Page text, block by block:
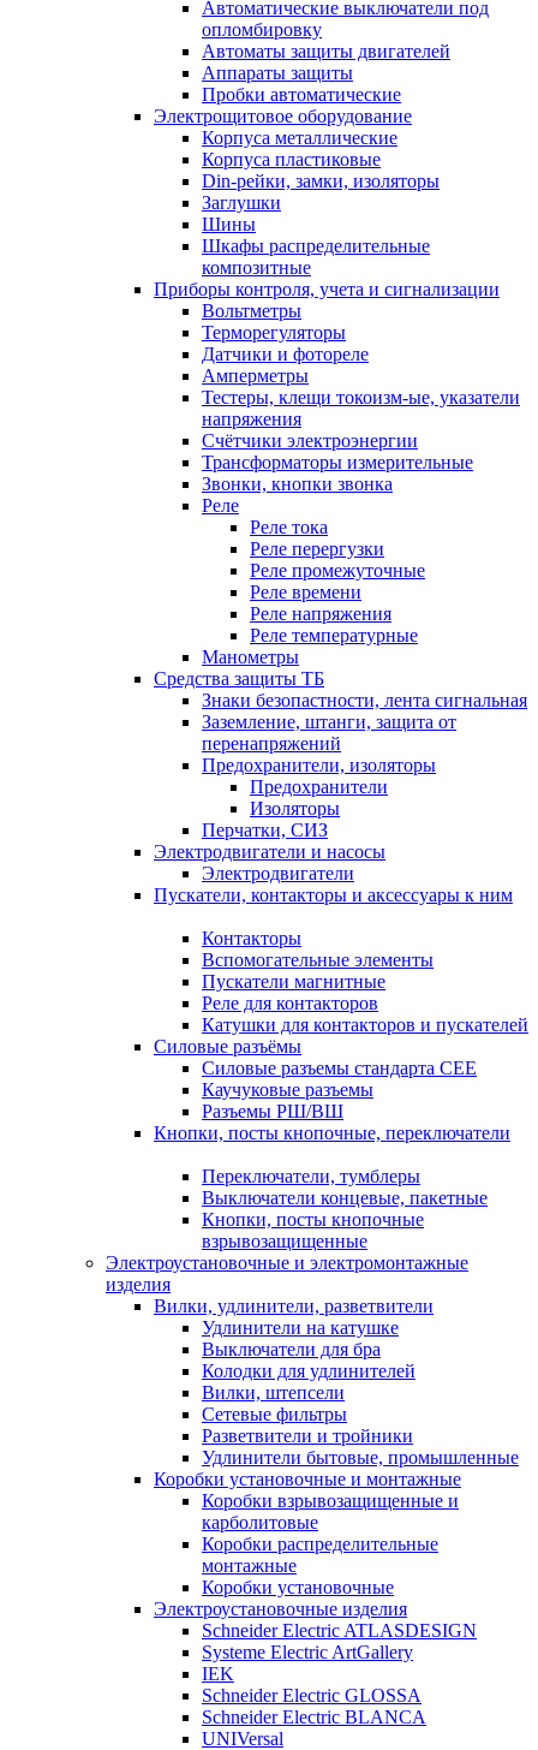
Автоматические выключатели под
опломбировку
Автоматы защиты двигателей
Аппараты защиты
Пробки автоматические
Электрощитовое оборудование
Корпуса металлические
Корпуса пластиковые
Din-рейки, замки, изоляторы
Заглушки
Шины
Шкафы распределительные
композитные
Приборы контроля, учета и сигнализации
Вольтметры
Терморегуляторы
Датчики и фотореле
Амперметры
Тестеры, клещи токоизм-ые, указатели
напряжения
Счётчики электроэнергии
Трансформаторы измерительные
Звонки, кнопки звонка
Реле
Реле тока
Реле перергузки
Реле промежуточные
Реле времени
Реле напряжения
Реле температурные
Манометры
Средства защиты ТБ
Знаки безопастности, лента сигнальная
Заземление, штанги, защита от
перенапряжений
Предохранители, изоляторы
Предохранители
Изоляторы
Перчатки, СИЗ
Электродвигатели и насосы
Электродвигатели
Пускатели, контакторы и аксессуары к ним
Контакторы
Вспомогательные элементы
Пускатели магнитные
Реле для контакторов
Катушки для контакторов и пускателей
Силовые разъёмы
Силовые разъемы стандарта СЕЕ
Каучуковые разъемы
Разъемы РШ/ВШ
Кнопки, посты кнопочные, переключатели
Переключатели, тумблеры
Выключатели концевые, пакетные
Кнопки, посты кнопочные
взрывозащищенные
Электроустановочные и электромонтажные
изделия
Вилки, удлинители, разветвители
Удлинители на катушке
Выключатели для бра
Колодки для удлинителей
Вилки, штепсели
Сетевые фильтры
Разветвители и тройники
Удлинители бытовые, промышленные
Коробки установочные и монтажные
Коробки взрывозащищенные и
карболитовые
Коробки распределительные
монтажные
Коробки установочные
Электроустановочные изделия
Schneider Electric ATLASDESIGN
Systeme Electric ArtGallery
IEK
Schneider Electric GLOSSA
Schneider Electric BLANCA
UNIVersal